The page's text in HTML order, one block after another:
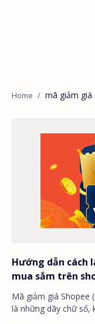
mã giảm giá
Hướng dẫn cách
mua sắm trên
Mã giảm giá Shopee (còn gọi là voucher hay coupon Shopee)
là những dãy chữ